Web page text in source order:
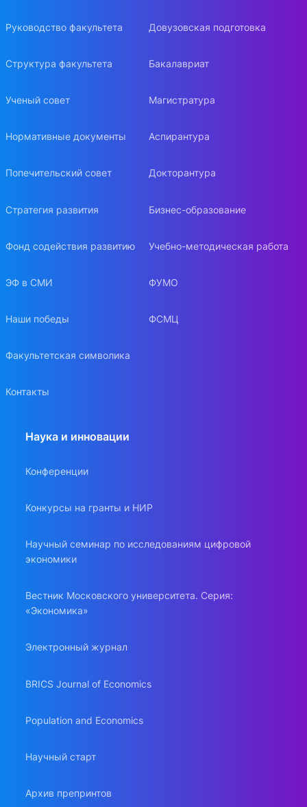
Руководство факультета
Структура факультета
Ученый совет
Нормативные документы
Попечительский совет
Стратегия развития
Фонд содействия развитию
ЭФ в СМИ
Наши победы
Факультетская символика
Контакты
Довузовская подготовка
Бакалавриат
Магистратура
Аспирантура
Докторантура
Бизнес-образование
Учебно-методическая работа
ФУМО
ФСМЦ
Наука и инновации
Конференции
Конкурсы на гранты и НИР
Научный семинар по исследованиям цифровой
экономики
Вестник Московского университета. Серия:
«Экономика»
Электронный журнал
BRICS Journal of Economics
Population and Economics
Научный старт
Архив препринтов